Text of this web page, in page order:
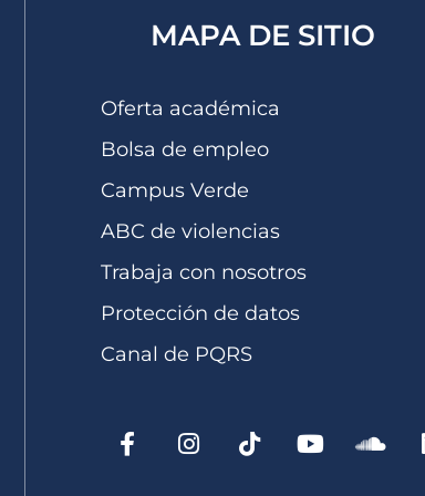
MAPA DE SITIO
Oferta académica
Bolsa de empleo
Campus Verde
ABC de violencias
Trabaja con nosotros
Protección de datos
Canal de PQRS